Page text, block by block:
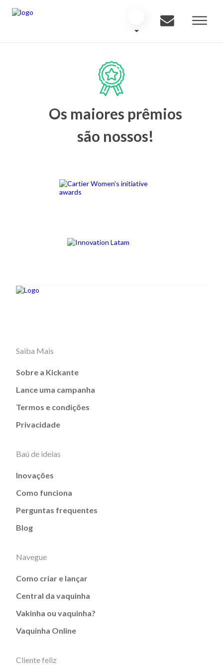
Os maiores prêmios
são nossos!
Saiba Mais
Sobre a Kickante
Lance uma campanha
Termos e condições
Privacidade
Baú de ideias
Inovações
Como funciona
Perguntas frequentes
Blog
Navegue
Como criar e lançar
Central da vaquinha
Vakinha ou vaquinha?
Vaquinha Online
Cliente feliz